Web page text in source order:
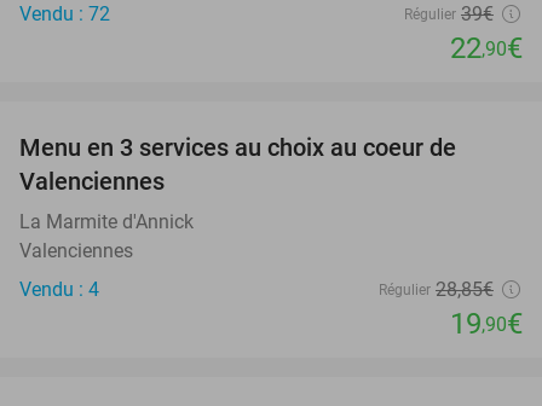
Vendu : 72
Régulier 39€
22,90€
Menu en 3 services au choix au coeur de
Valenciennes
La Marmite d'Annick
Valenciennes
Vendu : 4
Régulier 28,85€
19,90€